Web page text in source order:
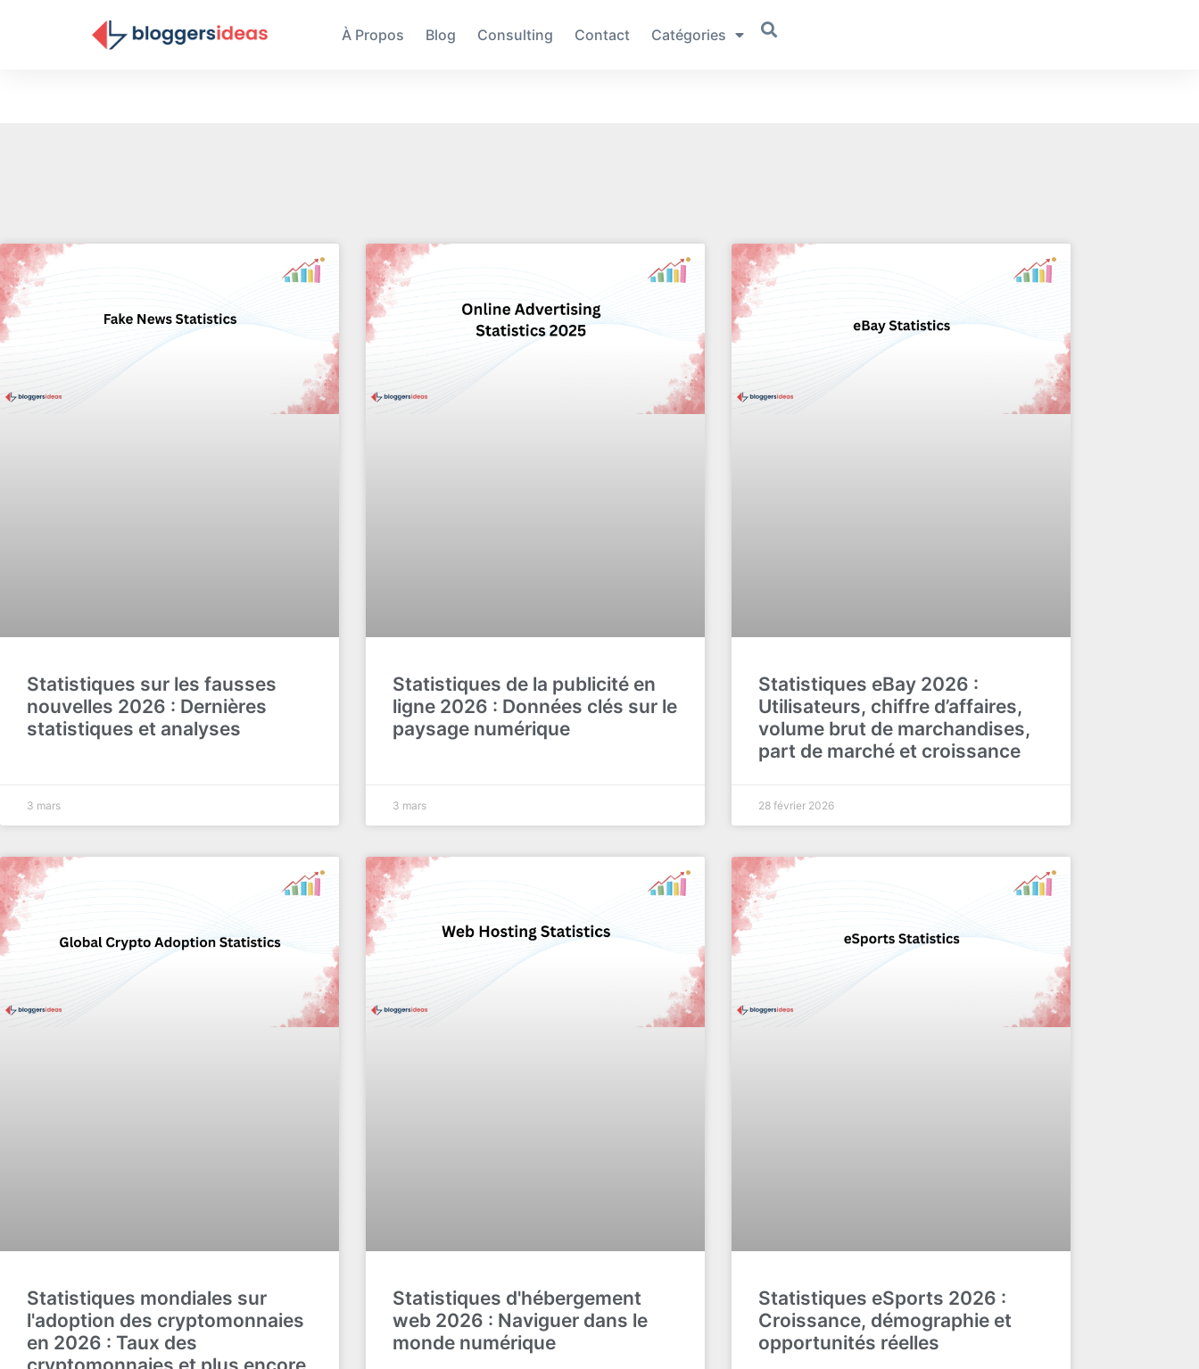
À Propos Blog Consulting Contact Catégories
Statistiques sur les fausses
nouvelles 2026 : Dernières
statistiques et analyses
3 mars
Statistiques de la publicité en
ligne 2026 : Données clés sur le
paysage numérique
3 mars
Statistiques eBay 2026 :
Utilisateurs, chiffre d’affaires,
volume brut de marchandises,
part de marché et croissance
28 février 2026
Statistiques mondiales sur
l'adoption des cryptomonnaies
en 2026 : Taux des
Statistiques d'hébergement
web 2026 : Naviguer dans le
monde numérique
Statistiques eSports 2026 :
Croissance, démographie et
opportunités réelles